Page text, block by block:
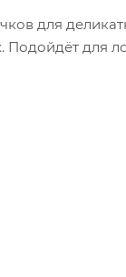
для
Подойдёт для